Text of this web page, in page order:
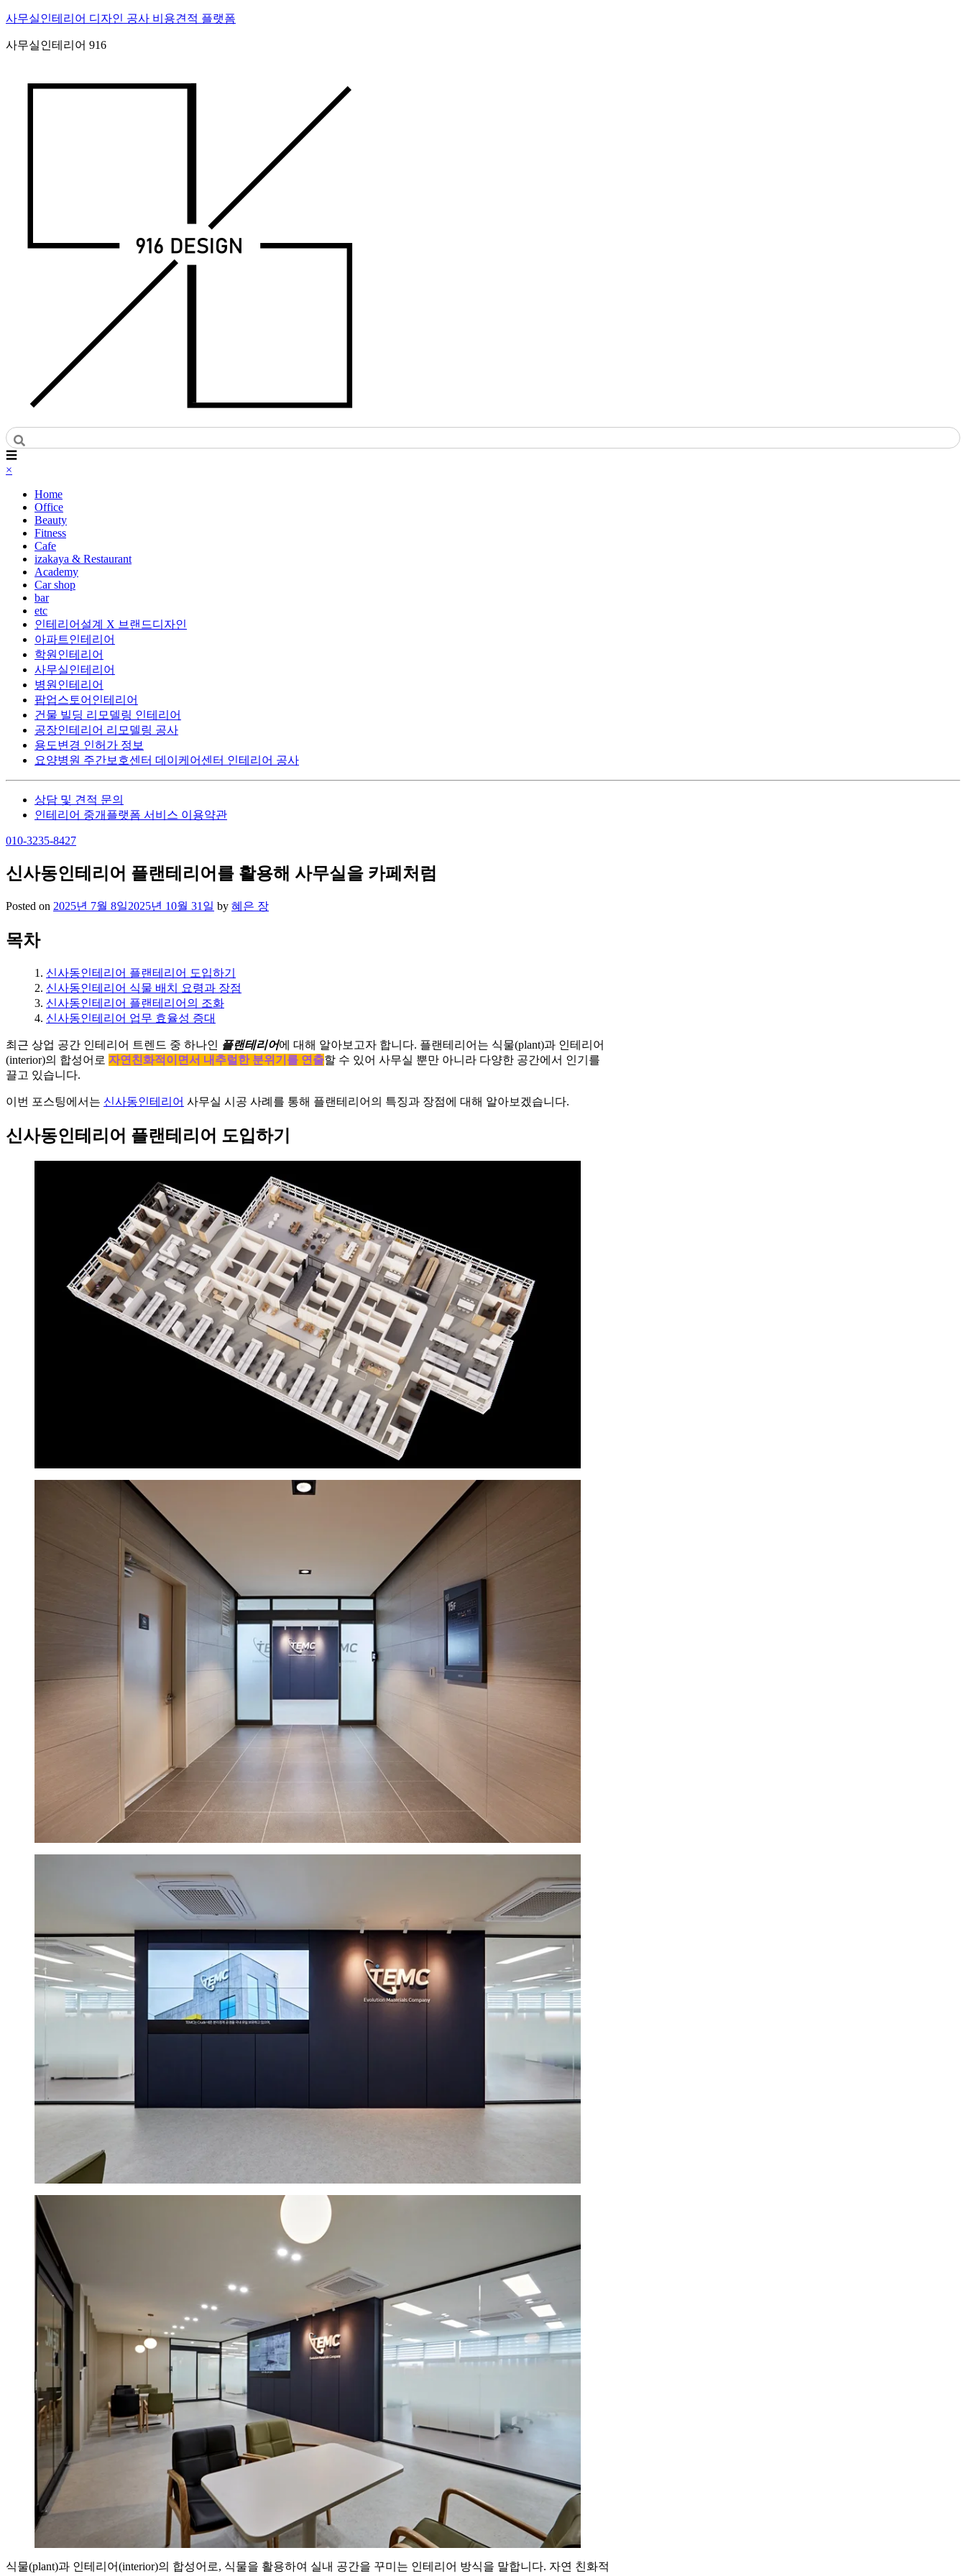
Skip
content
사무실인테리어 디자인 공사 비용견적 플랫폼
사무실인테리어 916
☰
×
Home
Office
Beauty
Fitness
Cafe
izakaya & Restaurant
Academy
Car shop
bar
etc
인테리어설계 X 브랜드디자인
아파트인테리어
학원인테리어
사무실인테리어
병원인테리어
팝업스토어인테리어
건물 빌딩 리모델링 인테리어
공장인테리어 리모델링 공사
용도변경 인허가 정보
요양병원 주간보호센터 데이케어센터 인테리어 공사
상담 및 견적 문의
인테리어 중개플랫폼 서비스 이용약관
010-3235-8427
신사동인테리어 플랜테리어를 활용해 사무실을 카페처럼
Posted on 2025년 7월 8일2025년 10월 31일 by 혜은 장
목차
신사동인테리어 플랜테리어 도입하기
신사동인테리어 식물 배치 요령과 장점
신사동인테리어 플랜테리어의 조화
신사동인테리어 업무 효율성 증대
최근 상업 공간 인테리어 트렌드 중 하나인 플랜테리어에 대해 알아보고자 합니다. 플랜테리어는 식물(plant)과 인테리어
(interior)의 합성어로 자연친화적이면서 내추럴한 분위기를 연출할 수 있어 사무실 뿐만 아니라 다양한 공간에서 인기를
끌고 있습니다.
이번 포스팅에서는 신사동인테리어 사무실 시공 사례를 통해 플랜테리어의 특징과 장점에 대해 알아보겠습니다.
신사동인테리어 플랜테리어 도입하기
식물(plant)과 인테리어(interior)의 합성어로, 식물을 활용하여 실내 공간을 꾸미는 인테리어 방식을 말합니다. 자연 친화적